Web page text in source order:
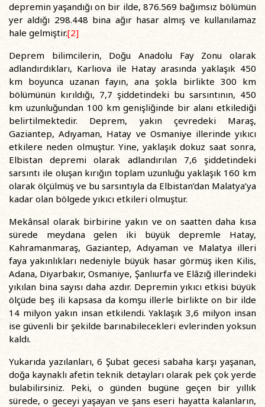
depremin yaşandığı on bir ilde, 876.569 bağımsız bölümün
yer aldığı 298.448 bina ağır hasar almış ve kullanılamaz
hale gelmiştir.[2]
Deprem bilimcilerin, Doğu Anadolu Fay Zonu olarak
adlandırdıkları, Karlıova ile Hatay arasında yaklaşık 450
km boyunca uzanan fayın, ana şokla birlikte 300 km
bölümünün kırıldığı, 7,7 şiddetindeki bu sarsıntının, 450
km uzunluğundan 100 km genişliğinde bir alanı etkilediği
belirtilmektedir. Deprem, yakın çevredeki Maraş,
Gaziantep, Adıyaman, Hatay ve Osmaniye illerinde yıkıcı
etkilere neden olmuştur. Yine, yaklaşık dokuz saat sonra,
Elbistan depremi olarak adlandırılan 7,6 şiddetindeki
sarsıntı ile oluşan kırığın toplam uzunluğu yaklaşık 160 km
olarak ölçülmüş ve bu sarsıntıyla da Elbistan’dan Malatya’ya
kadar olan bölgede yıkıcı etkileri olmuştur.
Mekânsal olarak birbirine yakın ve on saatten daha kısa
sürede meydana gelen iki büyük depremle Hatay,
Kahramanmaraş, Gaziantep, Adıyaman ve Malatya illeri
faya yakınlıkları nedeniyle büyük hasar görmüş iken Kilis,
Adana, Diyarbakır, Osmaniye, Şanlıurfa ve Elâzığ illerindeki
yıkılan bina sayısı daha azdır. Depremin yıkıcı etkisi büyük
ölçüde beş ili kapsasa da komşu illerle birlikte on bir ilde
14 milyon yakın insan etkilendi. Yaklaşık 3,6 milyon insan
ise güvenli bir şekilde barınabilecekleri evlerinden yoksun
kaldı.
Yukarıda yazılanları, 6 Şubat gecesi sabaha karşı yaşanan,
doğa kaynaklı afetin teknik detayları olarak pek çok yerde
bulabilirsiniz. Peki, o günden bugüne geçen bir yıllık
sürede, o geceyi yaşayan ve şans eseri hayatta kalanların,